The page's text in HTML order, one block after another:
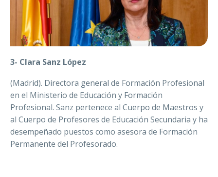
3- Clara Sanz López
(Madrid). Directora general de Formación Profesional
en el Ministerio de Educación y Formación
Profesional. Sanz pertenece al Cuerpo de Maestros y
al Cuerpo de Profesores de Educación Secundaria y ha
desempeñado puestos como asesora de Formación
Permanente del Profesorado.